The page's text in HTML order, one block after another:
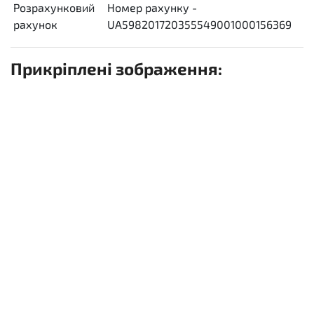
Розрахунковий
рахунок
Номер рахунку -
UA598201720355549001000156369
Прикріплені зображення: